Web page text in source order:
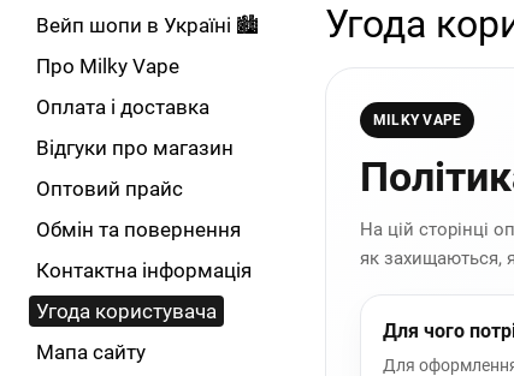
Угода
MILKY VAPE
На цій сторінці
як захищаються,
Для чого
Для
Вейп шопи в Україні 🏙️
Про Milky Vape
Оплата і доставка
Відгуки про магазин
Оптовий прайс
Обмін та повернення
Контактна інформація
Угода користувача
Мапа сайту